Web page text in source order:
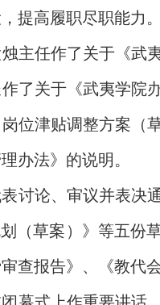
提高履职尽职能力。
主任作了关于《武
了关于《武夷学院
位津贴调整方案（
办法》的说明。
讨论、审议并表决
（草案）》 等五份
查报告》、《教代